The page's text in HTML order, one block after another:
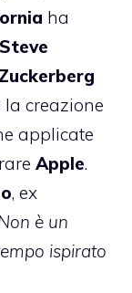
ha
Steve
Zuckerberg
creazione
applicate
Apple.
, ex
è un
ispirato